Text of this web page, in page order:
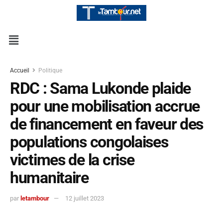
Accueil Politique
RDC : Sama Lukonde plaide
pour une mobilisation accrue
de financement en faveur des
populations congolaises
victimes de la crise
humanitaire
par letambour 12 juillet 2023